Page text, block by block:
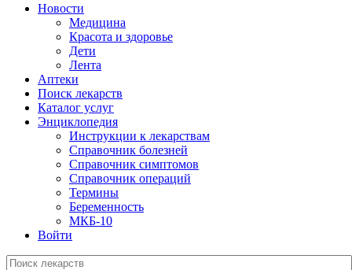
Новости
Медицина
Красота и здоровье
Дети
Лента
Аптеки
Поиск лекарств
Каталог услуг
Энциклопедия
Инструкции к лекарствам
Справочник болезней
Справочник симптомов
Справочник операций
Термины
Беременность
МКБ-10
Войти